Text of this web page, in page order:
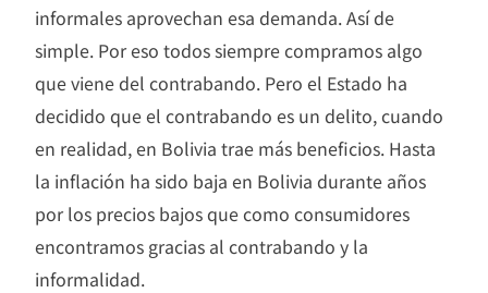
informales aprovechan esa demanda. Así de
simple. Por eso todos siempre compramos algo
que viene del contrabando. Pero el Estado ha
decidido que el contrabando es un delito, cuando
en realidad, en Bolivia trae más beneficios. Hasta
la inflación ha sido baja en Bolivia durante años
por los precios bajos que como consumidores
encontramos gracias al contrabando y la
informalidad.